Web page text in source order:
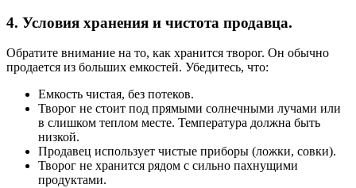
4. Условия хранения и чистота продавца.
Обратите внимание на то, как хранится творог. Он обычно
продается из больших емкостей. Убедитесь, что:
Емкость чистая, без потеков.
Творог не стоит под прямыми солнечными лучами или
в слишком теплом месте. Температура должна быть
низкой.
Продавец использует чистые приборы (ложки, совки).
Творог не хранится рядом с сильно пахнущими
продуктами.